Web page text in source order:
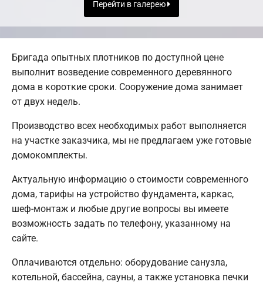
Перейти в галерею
Бригада опытных плотников по доступной цене
выполнит возведение современного деревянного
дома в короткие сроки. Сооружение дома занимает
от двух недель.
Производство всех необходимых работ выполняется
на участке заказчика, мы не предлагаем уже готовые
домокомплекты.
Актуальную информацию о стоимости современного
дома, тарифы на устройство фундамента, каркас,
шеф-монтаж и любые другие вопросы вы имеете
возможность задать по телефону, указанному на
сайте.
Оплачиваются отдельно: оборудование санузла,
котельной, бассейна, сауны, а также установка печки